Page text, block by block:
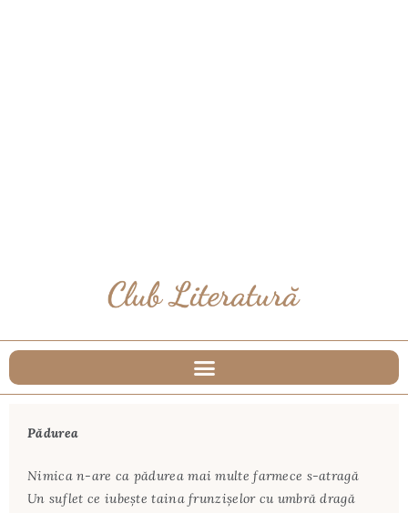
Pădurea
Nimica n-are ca pădurea mai multe farmece s-atragă
Un suflet ce iubeşte taina frunzişelor cu umbră dragă